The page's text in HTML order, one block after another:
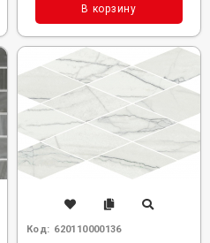
В корзину
Код: 620110000136